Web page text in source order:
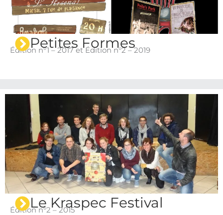
Petites Formes
Édition n°1 – 2017 et Édition n°2 – 2019
Le Kraspec Festival
Édition n°2 – 2015